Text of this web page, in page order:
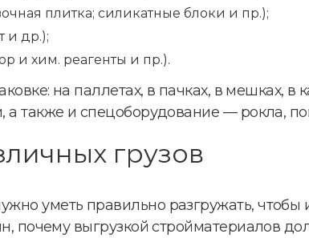
плитка; силикатные блоки и пр.);
и др.);
и хим. реагенты и пр.).
на паллетах, в пачках, в мешках,
также и спецоборудование — рокла,
грузов
уметь правильно разгружать,
почему выгрузкой стройматериалов